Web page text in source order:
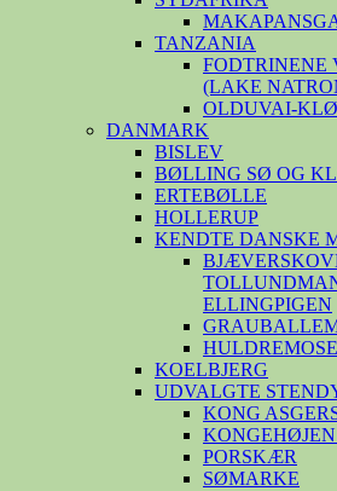
TANZANIA
FODTRINENE
(LAKE
OLDUVAI-
DANMARK
BISLEV
BØLLING SØ OG
ERTEBØLLE
HOLLERUP
KENDTE DANSKE
ELLINGPIGEN
KOELBJERG
UDVALGTE
KONG
PORSKÆR
SØMARKE